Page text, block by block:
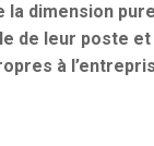
la dimension
de leur poste et
à